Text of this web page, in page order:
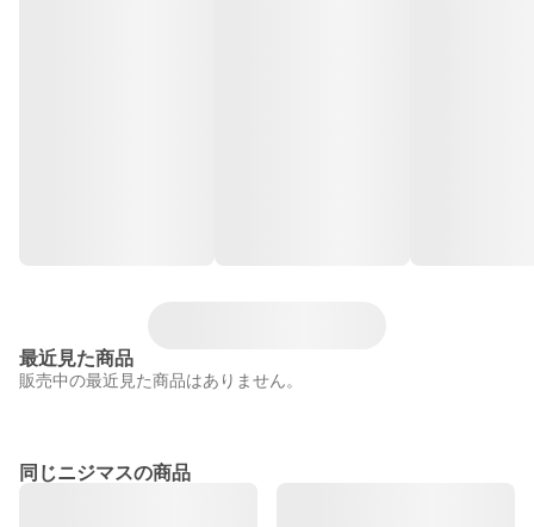
最近見た商品
販売中の最近見た商品はありません。
同じニジマスの商品